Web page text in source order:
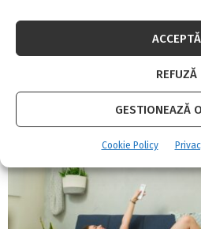
ACCEPTĂ
REFUZĂ
GESTIONEAZĂ
Cookie Policy